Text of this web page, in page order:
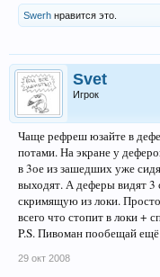
Swerh нравится это.
Svet
Игрок
Чаще рефреш юзайте в
потами. На экране у
в 3ое из зашедших уже
выходят. А деферы видят
скримящую из локи.
всего что стопит в локи +
P.S. Пивоман пообещай
29 окт 2008